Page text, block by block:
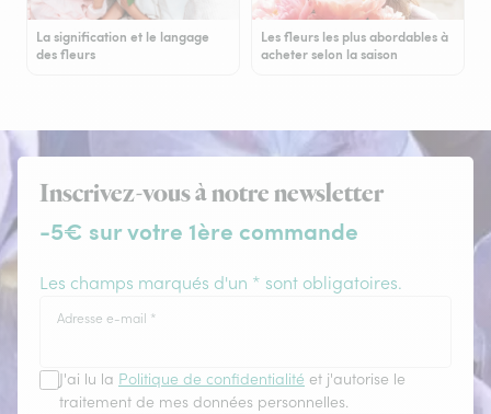
La signification et le langage
des fleurs
Les fleurs les plus abordables à
acheter selon la saison
Inscrivez-vous à notre newsletter
-5€ sur votre 1ère commande
Les champs marqués d'un * sont obligatoires.
Adresse e-mail *
J'ai lu la Politique de confidentialité et j'autorise le
traitement de mes données personnelles.